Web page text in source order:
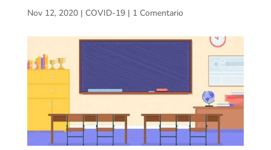
Nov 12, 2020| COVID-19| 1 Comentario